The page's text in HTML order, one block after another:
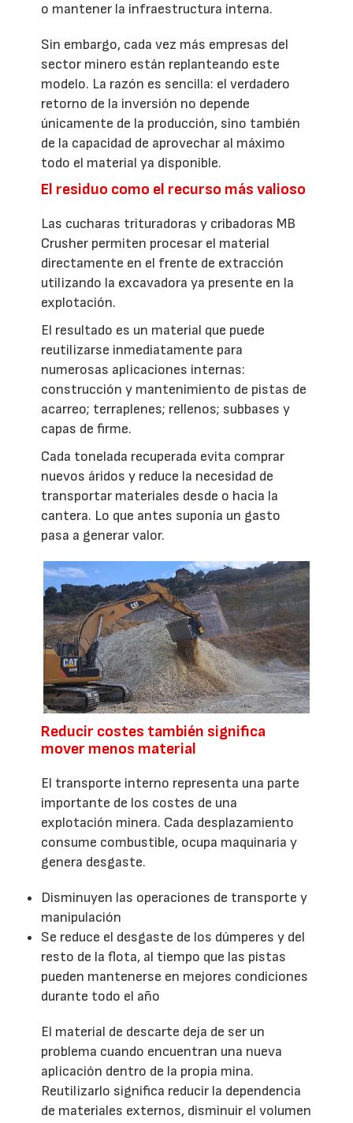
o mantener la infraestructura interna.
Sin embargo, cada vez más empresas del
sector minero están replanteando este
modelo. La razón es sencilla: el verdadero
retorno de la inversión no depende
únicamente de la producción, sino también
de la capacidad de aprovechar al máximo
todo el material ya disponible.
El residuo como el recurso más valioso
Las cucharas trituradoras y cribadoras MB
Crusher permiten procesar el material
directamente en el frente de extracción
utilizando la excavadora ya presente en la
explotación.
El resultado es un material que puede
reutilizarse inmediatamente para
numerosas aplicaciones internas:
construcción y mantenimiento de pistas de
acarreo; terraplenes; rellenos; subbases y
capas de firme.
Cada tonelada recuperada evita comprar
nuevos áridos y reduce la necesidad de
transportar materiales desde o hacia la
cantera. Lo que antes suponía un gasto
pasa a generar valor.
Reducir costes también significa
mover menos material
El transporte interno representa una parte
importante de los costes de una
explotación minera. Cada desplazamiento
consume combustible, ocupa maquinaria y
genera desgaste.
Disminuyen las operaciones de transporte y
manipulación
Se reduce el desgaste de los dúmperes y del
resto de la flota, al tiempo que las pistas
pueden mantenerse en mejores condiciones
durante todo el año
El material de descarte deja de ser un
problema cuando encuentran una nueva
aplicación dentro de la propia mina.
Reutilizarlo significa reducir la dependencia
de materiales externos, disminuir el volumen